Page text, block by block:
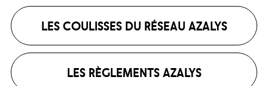
LES COULISSES DU RÉSEAU AZALYS
LES RÈGLEMENTS AZALYS